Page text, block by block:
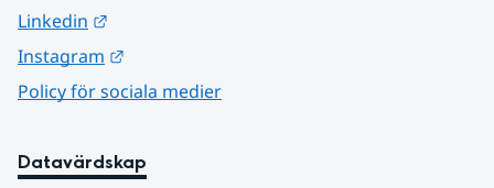
Linkedin
Instagram
Policy för sociala medier
Datavärdskap